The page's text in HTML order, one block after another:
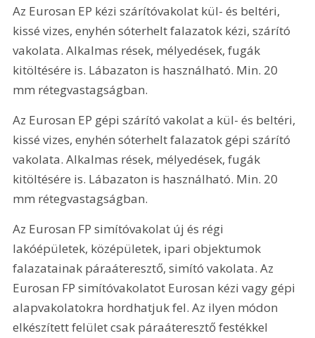
Az Eurosan EP kézi szárítóvakolat kül- és beltéri,
kissé vizes, enyhén sóterhelt falazatok kézi, szárító
vakolata. Alkalmas rések, mélyedések, fugák
kitöltésére is. Lábazaton is használható. Min. 20
mm rétegvastagságban.
Az Eurosan EP gépi szárító vakolat a kül- és beltéri,
kissé vizes, enyhén sóterhelt falazatok gépi szárító
vakolata. Alkalmas rések, mélyedések, fugák
kitöltésére is. Lábazaton is használható. Min. 20
mm rétegvastagságban.
Az Eurosan FP simítóvakolat új és régi
lakóépületek, középületek, ipari objektumok
falazatainak páraáteresztő, simító vakolata. Az
Eurosan FP simítóvakolatot Eurosan kézi vagy gépi
alapvakolatokra hordhatjuk fel. Az ilyen módon
elkészített felület csak páraáteresztő festékkel